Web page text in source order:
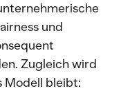
und
Zugleich wird
Modell bleibt: